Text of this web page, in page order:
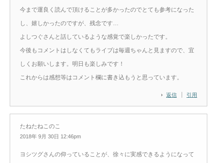
返信 引用
今まで運良く読んで頂けることが多かったのでとても参考になった
し、嬉しかったのですが、残念です…
よしつぐさんと話しているような感覚で楽しかったです。
今後もコメントはしなくてもライブは毎週ちゃんと見ますので、宜
しくお願いします。明日も楽しみです！
これからは感想等はコメント欄に書き込もうと思っています。
たねたねこのこ
2018年 9月 30日 12:46pm
ヨシツグさんの仰っていることが、徐々に実感できるようになって